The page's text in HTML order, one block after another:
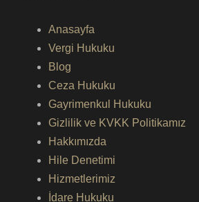
Anasayfa
Vergi Hukuku
Blog
Ceza Hukuku
Gayrimenkul Hukuku
Gizlilik ve KVKK Politikamız
Hakkımızda
Hile Denetimi
Hizmetlerimiz
İdare Hukuku